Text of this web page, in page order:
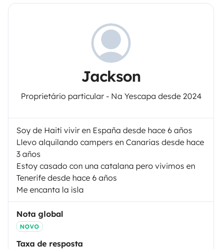
Jackson
Proprietário particular - Na Yescapa desde 2024
Soy de Haití vivir en España desde hace 6 años
Llevo alquilando campers en Canarias desde hace
3 años
Estoy casado con una catalana pero vivimos en
Tenerife desde hace 6 años
Me encanta la isla
Nota global
NOVO
Taxa de resposta